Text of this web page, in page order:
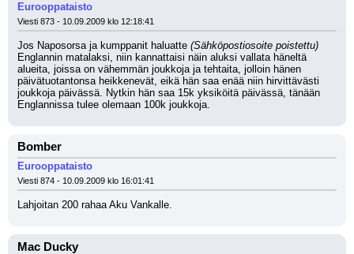
Eurooppataisto
Viesti 873 - 10.09.2009 klo 12:18:41
Jos Naposorsa ja kumppanit haluatte (Sähköpostiosoite poistettu)
Englannin matalaksi, niin kannattaisi näin aluksi vallata häneltä
alueita, joissa on vähemmän joukkoja ja tehtaita, jolloin hänen
päivätuotantonsa heikkenevät, eikä hän saa enää niin hirvittävästi
joukkoja päivässä. Nytkin hän saa 15k yksiköitä päivässä, tänään
Englannissa tulee olemaan 100k joukkoja.
Bomber
Eurooppataisto
Viesti 874 - 10.09.2009 klo 16:01:41
Lahjoitan 200 rahaa Aku Vankalle.
Mac Ducky